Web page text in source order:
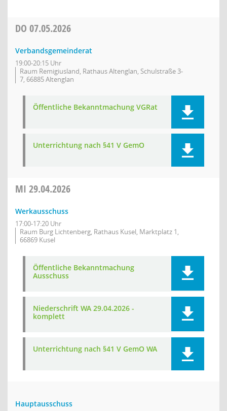
DO 07.05.2026
Verbandsgemeinderat
19:00-20:15 Uhr
Raum Remigiusland, Rathaus Altenglan, Schulstraße 3-
7, 66885 Altenglan
Öffentliche Bekanntmachung VGRat
Unterrichtung nach §41 V GemO
MI 29.04.2026
Werkausschuss
17:00-17:20 Uhr
Raum Burg Lichtenberg, Rathaus Kusel, Marktplatz 1,
66869 Kusel
Öffentliche Bekanntmachung
Ausschuss
Niederschrift WA 29.04.2026 -
komplett
Unterrichtung nach §41 V GemO WA
Hauptausschuss